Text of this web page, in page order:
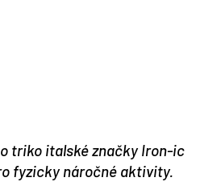
triko italské značky Iron-ic
fyzicky náročné aktivity.